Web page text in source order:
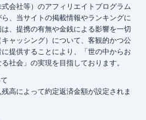
会社等）のアフィリエイトプログラム
、当サイトの掲載情報やランキングに
、提携の有無や金銭による影響を一切
ャッシング）について、客観的かつ公
提供することにより、「世の中からお
社会」の実現を目指しております。
高によって約定返済金額が設定されま